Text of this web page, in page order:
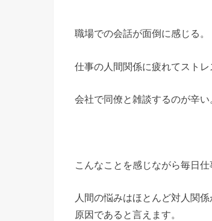
職場での会話が面倒に感じる。
仕事の人間関係に疲れてストレ
会社で同僚と雑談するのが辛い
こんなことを感じながら毎日
人間の悩みはほとんど対人関
原因であると言えます。